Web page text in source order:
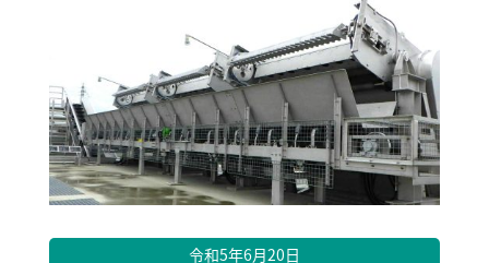
令和5年6月20日